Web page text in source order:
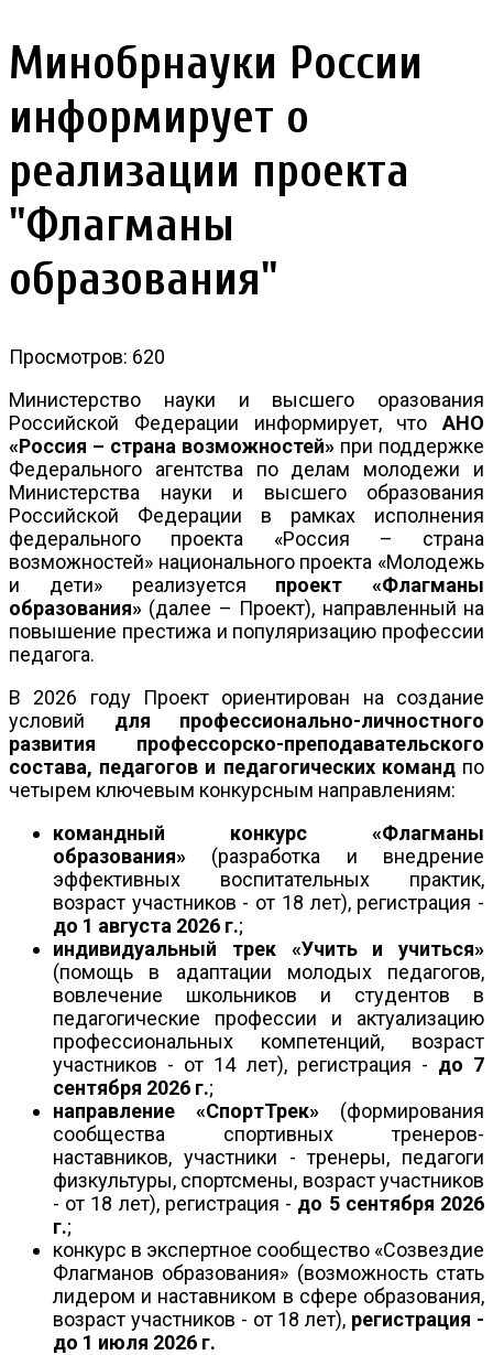
Минобрнауки России
информирует о
реализации проекта
"Флагманы
образования"
Просмотров: 620
Министерство науки и высшего оразования
Российской Федерации информирует, что АНО
«Россия – страна возможностей» при поддержке
Федерального агентства по делам молодежи и
Министерства науки и высшего образования
Российской Федерации в рамках исполнения
федерального проекта «Россия – страна
возможностей» национального проекта «Молодежь
и дети» реализуется проект «Флагманы
образования» (далее – Проект), направленный на
повышение престижа и популяризацию профессии
педагога.
В 2026 году Проект ориентирован на создание
условий для профессионально-личностного
развития профессорско-преподавательского
состава, педагогов и педагогических командпо
четырем ключевым конкурсным направлениям:
командный конкурс «Флагманы
образования» (разработка и внедрение
эффективных воспитательных практик,
возраст участников - от 18 лет), регистрация -
до 1 августа 2026 г.;
индивидуальный трек «Учить и учиться»
(помощь в адаптации молодых педагогов,
вовлечение школьников и студентов в
педагогические профессии и актуализацию
профессиональных компетенций, возраст
участников - от 14 лет), регистрация - до 7
сентября 2026 г.;
направление «СпортТрек» (формирования
сообщества спортивных тренеров-
наставников, участники - тренеры, педагоги
физкультуры, спортсмены, возраст участников
- от 18 лет), регистрация - до 5 сентября 2026
г.;
конкурс в экспертное сообщество «Созвездие
Флагманов образования» (возможность стать
лидером и наставником в сфере образования,
возраст участников - от 18 лет), регистрация -
до 1 июля 2026 г.